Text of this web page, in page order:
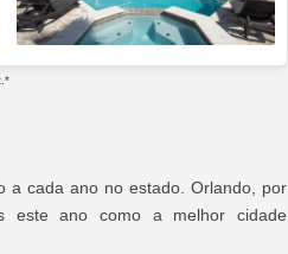
a cada ano no estado. Orlando, por
este ano como a melhor cidade